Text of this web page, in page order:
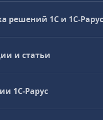
решений 1С и 1С‑Рарус
и статьи
1C-Рарус